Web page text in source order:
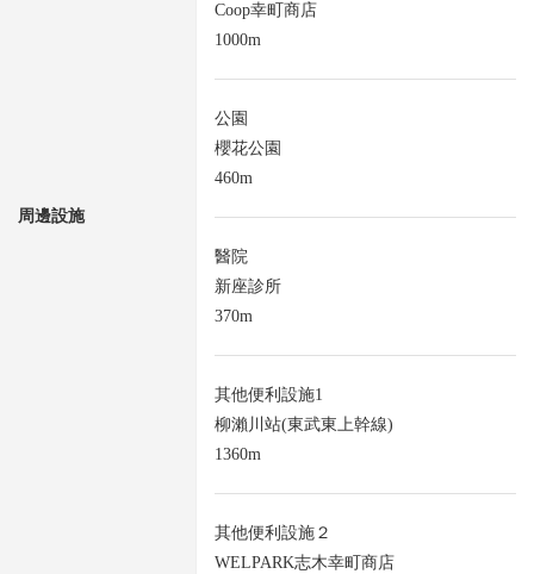
周邊設施
Coop幸町商店
1000m
公園
櫻花公園
460m
醫院
新座診所
370m
其他便利設施1
柳瀨川站(東武東上幹線)
1360m
其他便利設施２
WELPARK志木幸町商店